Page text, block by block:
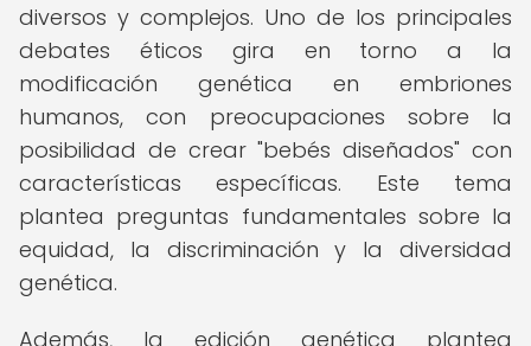
diversos y complejos. Uno de los principales
debates éticos gira en torno a la
modificación genética en embriones
humanos, con preocupaciones sobre la
posibilidad de crear "bebés diseñados" con
características específicas. Este tema
plantea preguntas fundamentales sobre la
equidad, la discriminación y la diversidad
genética.
Además, la edición genética plantea